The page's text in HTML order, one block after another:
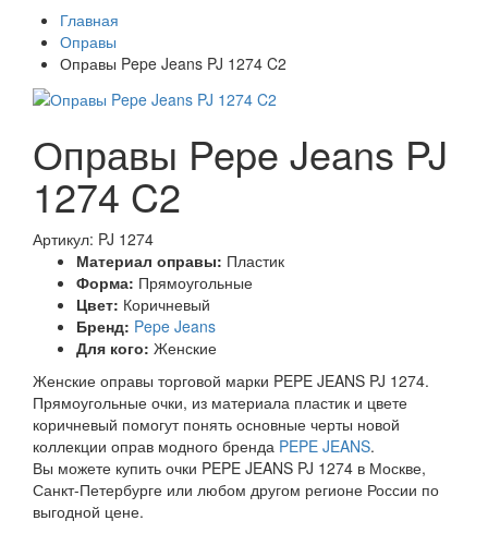
Главная
Оправы
Оправы Pepe Jeans PJ 1274 C2
Оправы Pepe Jeans PJ
1274 C2
Артикул: PJ 1274
Материал оправы: Пластик
Форма: Прямоугольные
Цвет: Коричневый
Бренд: Pepe Jeans
Для кого: Женские
Женские оправы торговой марки PEPE JEANS PJ 1274.
Прямоугольные очки, из материала пластик и цвете
коричневый помогут понять основные черты новой
коллекции оправ модного бренда PEPE JEANS.
Вы можете купить очки PEPE JEANS PJ 1274 в Москве,
Санкт-Петербурге или любом другом регионе России по
выгодной цене.